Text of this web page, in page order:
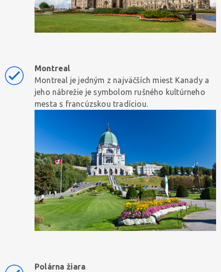
Montreal
Montreal je jedným z najväčších miest Kanady a
jeho nábrežie je symbolom rušného kultúrneho
mesta s francúzskou tradíciou.
Polárna žiara